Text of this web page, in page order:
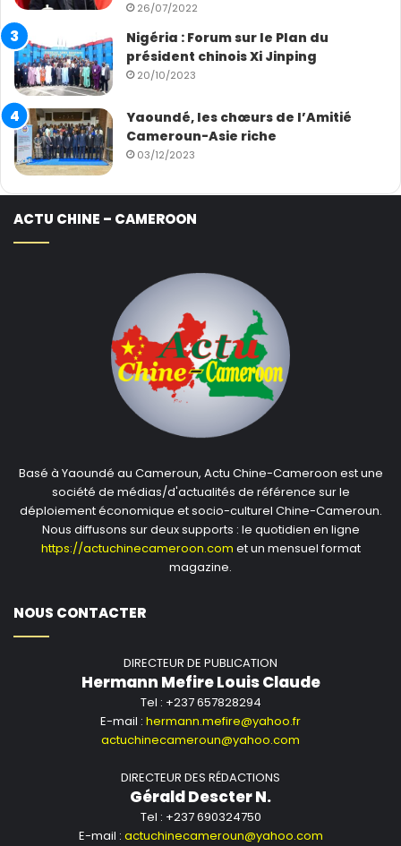
26/07/2022
Nigéria : Forum sur le Plan du
président chinois Xi Jinping
20/10/2023
Yaoundé, les chœurs de l’Amitié
Cameroun-Asie riche
03/12/2023
ACTU CHINE – CAMEROON
Basé à Yaoundé au Cameroun, Actu Chine-Cameroon est une
société de médias/d'actualités de référence sur le
déploiement économique et socio-culturel Chine-Cameroun.
Nous diffusons sur deux supports : le quotidien en ligne
https://actuchinecameroon.com et un mensuel format
magazine.
NOUS CONTACTER
DIRECTEUR DE PUBLICATION
Hermann Mefire Louis Claude
Tel : +237 657828294
E-mail : hermann.mefire@yahoo.fr
actuchinecameroun@yahoo.com
DIRECTEUR DES RÉDACTIONS
Gérald Descter N.
Tel : +237 690324750
E-mail : actuchinecameroun@yahoo.com